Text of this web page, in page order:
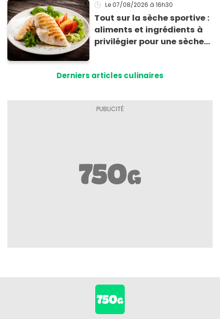
Le 07/08/2026 à 16h30
Tout sur la sèche sportive :
aliments et ingrédients à
privilégier pour une sèche
Derniers articles culinaires